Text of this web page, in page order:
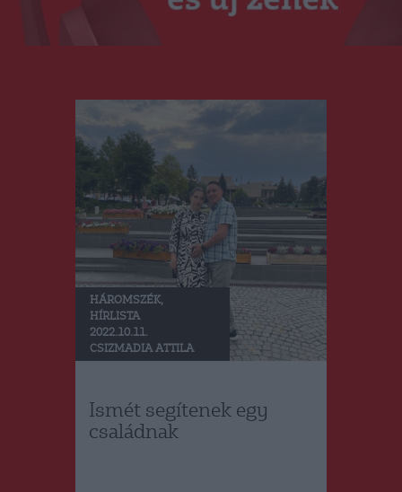
Podcast és videók
Stáb
RO
HÁROMSZÉK,
HÍRLISTA
2022.10.11.
CSIZMADIA ATTILA
Ismét segítenek egy
családnak